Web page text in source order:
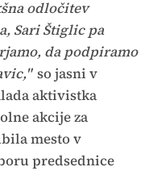
odločitev
Sari Štiglic pa
da podpiramo
so jasni v
aktivistka
akcije za
mesto v
predsednice